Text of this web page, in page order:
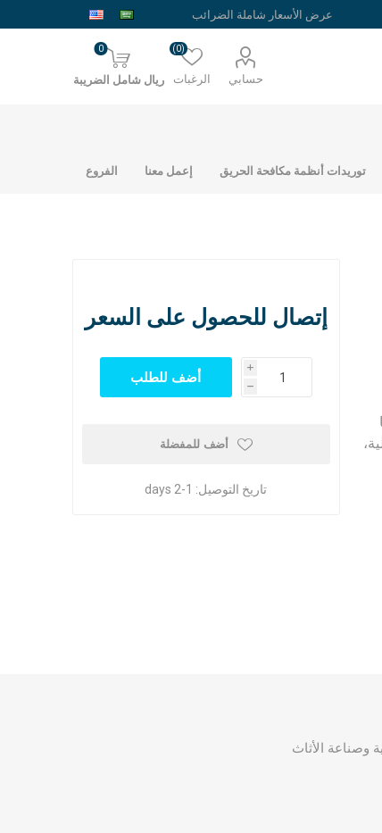
حسابي الرغبات
(0)
0
ريال شامل الضريبة
حديد شبك ارضيات
حديد الراجحي
توريدات أنظمة مكافحة الحريق إعمل معنا الفروع
إتصال للحصول على السعر
i
h
أضف للمفضلة
تاريخ التوصيل: 1-2 days
وصناعة الأثاث